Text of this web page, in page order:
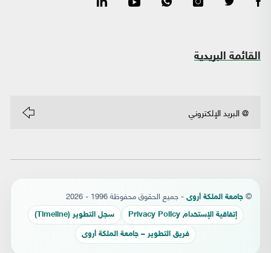
القائمة البريدية
© جامعة الملكة أروى - جميع الحقوق محفوظة 1996 - 2026
إتفاقية الإستخدام Privacy Policy سجل التطوير (Timeline)
فريق التطوير – جامعة الملكة أروى